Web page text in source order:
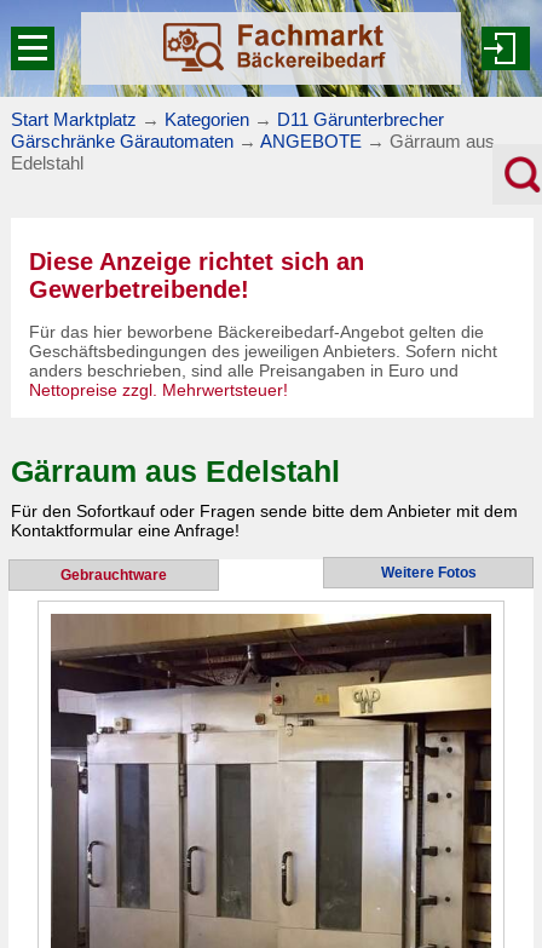
Start Marktplatz → Kategorien → D11 Gärunterbrecher
Gärschränke Gärautomaten → ANGEBOTE → Gärraum aus
Edelstahl
Diese Anzeige richtet sich an
Gewerbetreibende!
Für das hier beworbene Bäckereibedarf-Angebot gelten die
Geschäftsbedingungen des jeweiligen Anbieters. Sofern nicht
anders beschrieben, sind alle Preisangaben in Euro und
Nettopreise zzgl. Mehrwertsteuer!
Gärraum aus Edelstahl
Für den Sofortkauf oder Fragen sende bitte dem Anbieter mit dem
Kontaktformular eine Anfrage!
Gebrauchtware Weitere Fotos